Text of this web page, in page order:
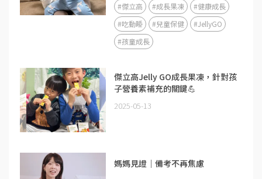
#傑立高 #成長果凍
#健康成長
#吃動睡
#兒童保健
#JellyGO
#孩童成長
傑立高Jelly GO成長果凍，針對孩
子營養素補充的關鍵💪
2025-05-13
媽媽見證｜備考不再焦慮